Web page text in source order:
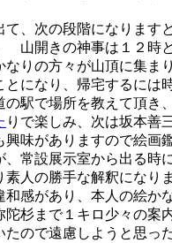
、次の段階になります
山開きの神事は１２時
なりの方々が山頂に集ま
になり、帰宅するには
駅で場所を教えて頂き
りで楽しみ、次は坂本善
味がありますので絵画
常設展示室から出る時
人の勝手な解釈になり
感があり、本人の絵か
杉まで１キロ少々の案
ので遠慮しようと思っ